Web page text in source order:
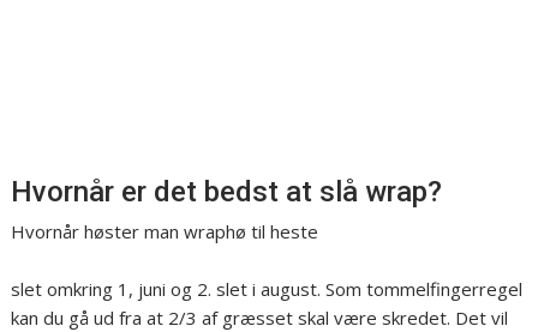
Hvornår er det bedst at slå wrap?
Hvornår høster man wraphø til heste
slet omkring 1, juni og 2. slet i august. Som tommelfingerregel
kan du gå ud fra at 2/3 af græsset skal være skredet. Det vil